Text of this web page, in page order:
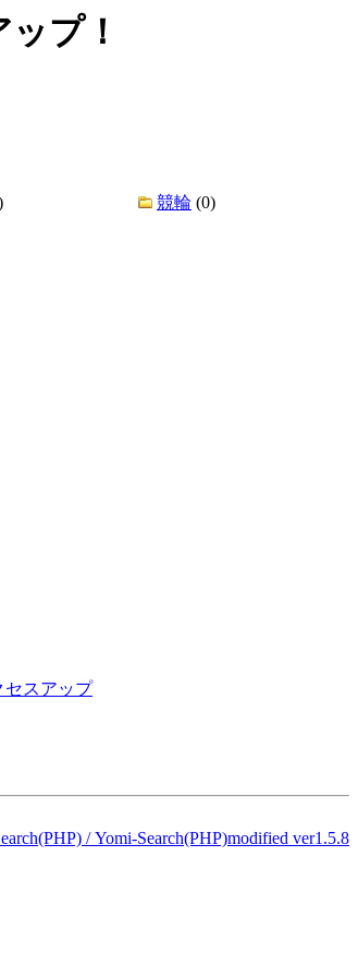
プ！
競輪 (0)
セスアップ
/Yomi-Search(PHP)modified ver1.5.8